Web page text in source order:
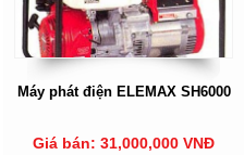
Máy phát điện ELEMAX SH6000
Giá bán: 31,000,000 VNĐ